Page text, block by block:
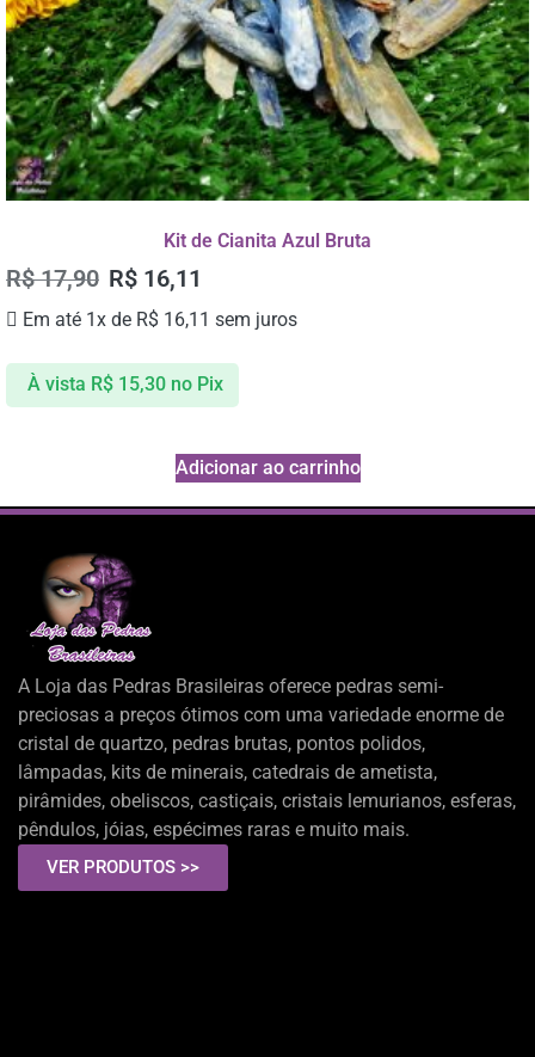
Kit de Cianita Azul Bruta
R$17,90 R$ 16,11
Em até 1x de R$ 16,11 sem juros
À vista R$15,30 no Pix
Adicionar ao carrinho
A Loja das Pedras Brasileiras oferece pedras semi-
preciosas a preços ótimos com uma variedade enorme de
cristal de quartzo, pedras brutas, pontos polidos,
lâmpadas, kits de minerais, catedrais de ametista,
pirâmides, obeliscos, castiçais, cristais lemurianos, esferas,
pêndulos, jóias, espécimes raras e muito mais.
VER PRODUTOS >>